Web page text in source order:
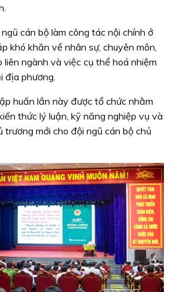
cán bộ làm công tác nội chính ở
khó khăn về nhân sự, chuyên môn,
liên ngành và việc cụ thể hoá nhiệm
địa phương.
huấn lần này được tổ chức nhằm
thức lý luận, kỹ năng nghiệp vụ và
trương mới cho đội ngũ cán bộ chủ